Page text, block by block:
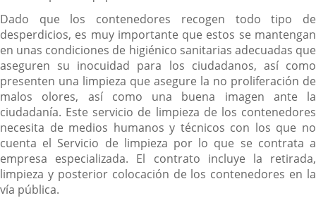
Dado que los contenedores recogen todo tipo de
desperdicios, es muy importante que estos se mantengan
en unas condiciones de higiénico sanitarias adecuadas que
aseguren su inocuidad para los ciudadanos, así como
presenten una limpieza que asegure la no proliferación de
malos olores, así como una buena imagen ante la
ciudadanía. Este servicio de limpieza de los contenedores
necesita de medios humanos y técnicos con los que no
cuenta el Servicio de limpieza por lo que se contrata a
empresa especializada. El contrato incluye la retirada,
limpieza y posterior colocación de los contenedores en la
vía pública.